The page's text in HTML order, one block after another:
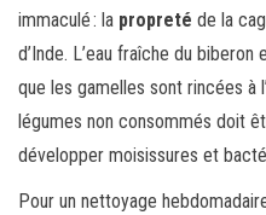
immaculé : la propreté de la
d’Inde. L’eau fraîche du
que les gamelles sont rincées à
légumes non consommés doit
développer moisissures et
Pour un nettoyage